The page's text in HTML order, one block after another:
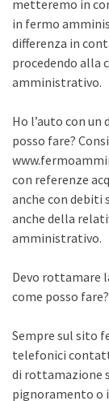
metteremo in
in fermo
differenza in
procedendo alla
amministrativo.
Ho l’auto con
posso fare?
con referenze
anche con debiti
anche della
amministrativo.
Devo rottamare
come posso fare?
Sempre sul sito
telefonici
di rottamazione
pignoramento o